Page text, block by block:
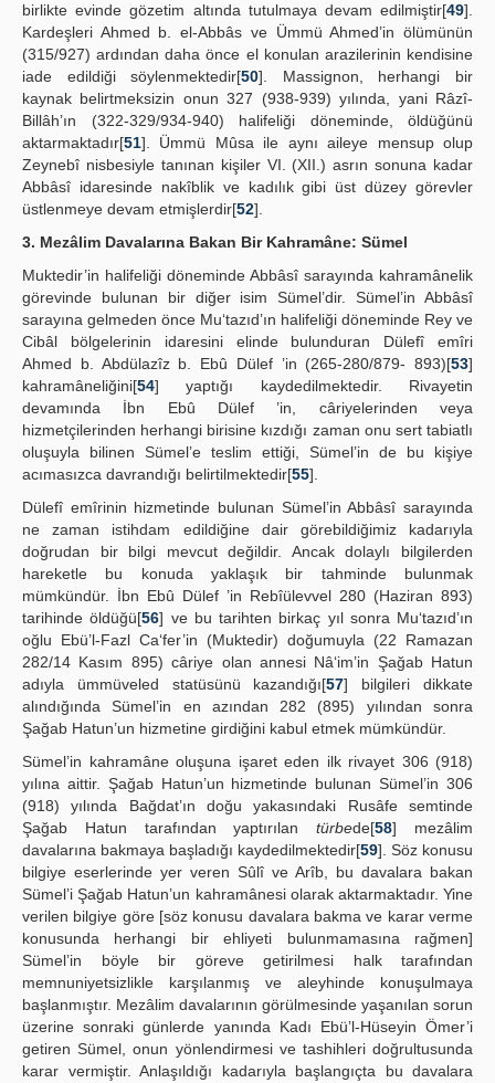
birlikte evinde gözetim altında tutulmaya devam edilmiştir[49].
Kardeşleri Ahmed b. el-Abbâs ve Ümmü Ahmed’in ölümünün
(315/927) ardından daha önce el konulan arazilerinin kendisine
iade edildiği söylenmektedir[50]. Massignon, herhangi bir
kaynak belirtmeksizin onun 327 (938-939) yılında, yani Râzî-
Billâh’ın (322-329/934-940) halifeliği döneminde, öldüğünü
aktarmaktadır[51]. Ümmü Mûsa ile aynı aileye mensup olup
Zeynebî nisbesiyle tanınan kişiler VI. (XII.) asrın sonuna kadar
Abbâsî idaresinde nakîblik ve kadılık gibi üst düzey görevler
üstlenmeye devam etmişlerdir[52].
3. Mezâlim Davalarına Bakan Bir Kahramâne: Sümel
Muktedir’in halifeliği döneminde Abbâsî sarayında kahramânelik
görevinde bulunan bir diğer isim Sümel’dir. Sümel’in Abbâsî
sarayına gelmeden önce Mu‘tazıd’ın halifeliği döneminde Rey ve
Cibâl bölgelerinin idaresini elinde bulunduran Dülefî emîri
Ahmed b. Abdülazîz b. Ebû Dülef ’in (265-280/879- 893)[53]
kahramâneliğini[54] yaptığı kaydedilmektedir. Rivayetin
devamında İbn Ebû Dülef ’in, câriyelerinden veya
hizmetçilerinden herhangi birisine kızdığı zaman onu sert tabiatlı
oluşuyla bilinen Sümel’e teslim ettiği, Sümel’in de bu kişiye
acımasızca davrandığı belirtilmektedir[55].
Dülefî emîrinin hizmetinde bulunan Sümel’in Abbâsî sarayında
ne zaman istihdam edildiğine dair görebildiğimiz kadarıyla
doğrudan bir bilgi mevcut değildir. Ancak dolaylı bilgilerden
hareketle bu konuda yaklaşık bir tahminde bulunmak
mümkündür. İbn Ebû Dülef ’in Rebîülevvel 280 (Haziran 893)
tarihinde öldüğü[56] ve bu tarihten birkaç yıl sonra Mu‘tazıd’ın
oğlu Ebü’l-Fazl Ca‘fer’in (Muktedir) doğumuyla (22 Ramazan
282/14 Kasım 895) câriye olan annesi Nâ‘im’in Şağab Hatun
adıyla ümmüveled statüsünü kazandığı[57] bilgileri dikkate
alındığında Sümel’in en azından 282 (895) yılından sonra
Şağab Hatun’un hizmetine girdiğini kabul etmek mümkündür.
Sümel’in kahramâne oluşuna işaret eden ilk rivayet 306 (918)
yılına aittir. Şağab Hatun’un hizmetinde bulunan Sümel’in 306
(918) yılında Bağdat’ın doğu yakasındaki Rusâfe semtinde
Şağab Hatun tarafından yaptırılantürbede[58] mezâlim
davalarına bakmaya başladığı kaydedilmektedir[59]. Söz konusu
bilgiye eserlerinde yer veren Sûlî ve Arîb, bu davalara bakan
Sümel’i Şağab Hatun’un kahramânesi olarak aktarmaktadır. Yine
verilen bilgiye göre [söz konusu davalara bakma ve karar verme
konusunda herhangi bir ehliyeti bulunmamasına rağmen]
Sümel’in böyle bir göreve getirilmesi halk tarafından
memnuniyetsizlikle karşılanmış ve aleyhinde konuşulmaya
başlanmıştır. Mezâlim davalarının görülmesinde yaşanılan sorun
üzerine sonraki günlerde yanında Kadı Ebü’l-Hüseyin Ömer’i
getiren Sümel, onun yönlendirmesi ve tashihleri doğrultusunda
karar vermiştir. Anlaşıldığı kadarıyla başlangıçta bu davalara